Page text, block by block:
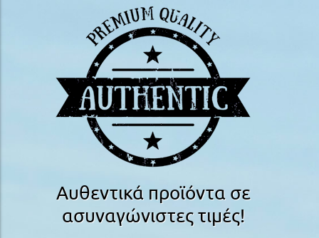
Αυθεντικά προϊόντα σε
ασυναγώνιστες τιμές!